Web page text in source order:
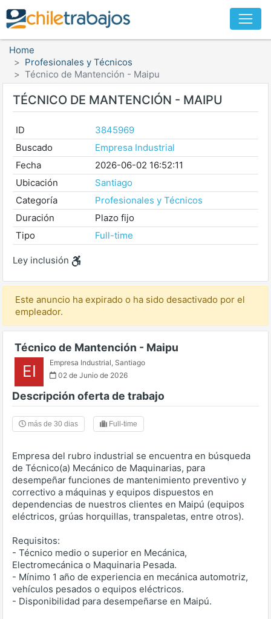
Home
Profesionales y Técnicos
Técnico de Mantención - Maipu
TÉCNICO DE MANTENCIÓN - MAIPU
ID
3845969
Buscado
Empresa Industrial
Fecha
2026-06-02 16:52:11
Ubicación
Santiago
Categoría
Profesionales y Técnicos
Duración
Plazo fijo
Tipo
Full-time
Ley inclusión
Este anuncio ha expirado o ha sido desactivado por el
empleador.
Técnico de Mantención - Maipu
EI Empresa Industrial, Santiago
02 de Junio de 2026
Descripción oferta de trabajo
más de 30 dias Full-time
Empresa del rubro industrial se encuentra en búsqueda
de Técnico(a) Mecánico de Maquinarias, para
desempeñar funciones de mantenimiento preventivo y
correctivo a máquinas y equipos dispuestos en
dependencias de nuestros clientes en Maipú (equipos
eléctricos, grúas horquillas, transpaletas, entre otros).
Requisitos:
- Técnico medio o superior en Mecánica,
Electromecánica o Maquinaria Pesada.
- Mínimo 1 año de experiencia en mecánica automotriz,
vehículos pesados o equipos eléctricos.
- Disponibilidad para desempeñarse en Maipú.